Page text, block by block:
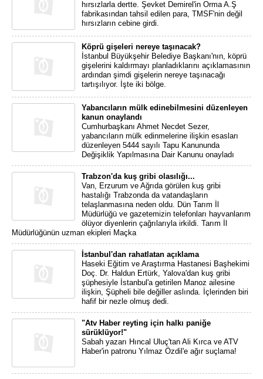
hırsızlarla dertte. Şevket Demirel'in Orma A.Ş
fabrikasından tahsil edilen para, TMSF'nin değil
hırsızların cebine girdi.
Köprü gişeleri nereye taşınacak?
İstanbul Büyükşehir Belediye Başkanı'nın, köprü
gişelerini kaldırmayı planladıklarını açıklamasının
ardından şimdi gişelerin nereye taşınacağı
tartışılıyor. İşte iki bölge.
Yabancıların mülk edinebilmesini düzenleyen
kanun onaylandı
Cumhurbaşkanı Ahmet Necdet Sezer,
yabancıların mülk edinmelerine ilişkin esasları
düzenleyen 5444 sayılı Tapu Kanununda
Değişiklik Yapılmasına Dair Kanunu onayladı
Trabzon'da kuş gribi olasılığı...
Van, Erzurum ve Ağrıda görülen kuş gribi
hastalığı Trabzonda da vatandaşların
telaşlanmasına neden oldu. Dün Tarım İl
Müdürlüğü ve gazetemizin telefonları hayvanlarım
ölüyor diyenlerin çağrılarıyla irkildi. Tarım İl
Müdürlüğünün uzman ekipleri Maçka
İstanbul'dan rahatlatan açıklama
Haseki Eğitim ve Araştırma Hastanesi Başhekimi
Doç. Dr. Haldun Ertürk, Yalova'dan kuş gribi
şüphesiyle İstanbul'a getirilen Manoz ailesine
ilişkin, Şüpheli bile değiller aslında. İçlerinden biri
hafif bir nezle olmuş dedi.
"Atv Haber reyting için halkı paniğe
sürüklüyor!"
Sabah yazarı Hıncal Uluç'tan Ali Kırca ve ATV
Haber'in patronu Yılmaz Özdil'e ağır suçlama!